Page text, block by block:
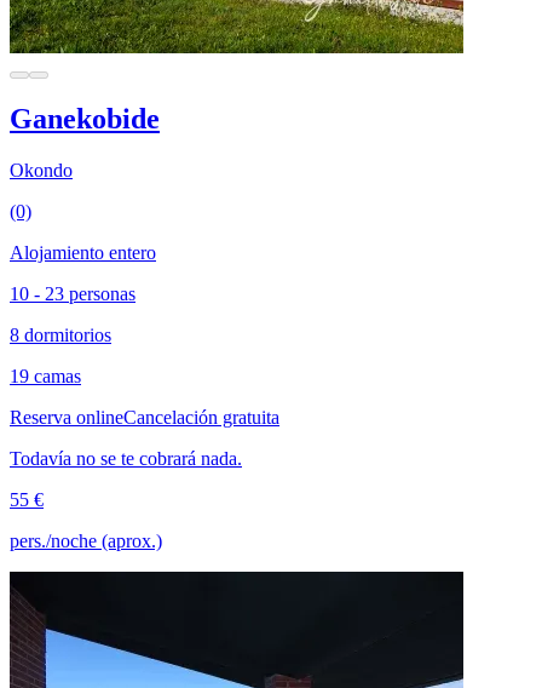
Ganekobide
Okondo
(0)
Alojamiento entero
10 - 23 personas
8 dormitorios
19 camas
Reserva onlineCancelación gratuita
Todavía no se te cobrará nada.
55 €
pers./noche (aprox.)